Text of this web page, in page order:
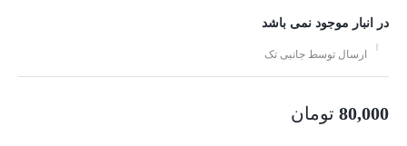
در انبار موجود نمی باشد
ارسال توسط جانبی تک
80,000 تومان